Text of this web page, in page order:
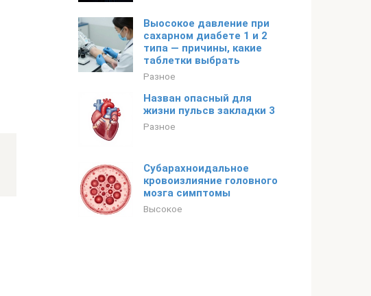
Выосокое давление при
сахарном диабете 1 и 2
типа — причины, какие
таблетки выбрать
Разное
Назван опасный для
жизни пульсв закладки 3
Разное
Субарахноидальное
кровоизлияние головного
мозга симптомы
Высокое